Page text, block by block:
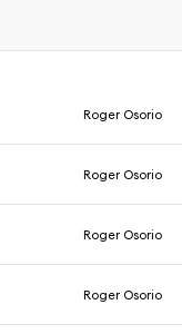
Roger Osorio
Roger Osorio
Roger Osorio
Roger Osorio